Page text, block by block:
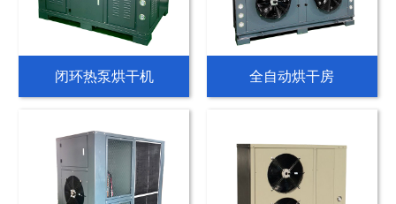
空气源热泵烘干机 纸管专用烘干机